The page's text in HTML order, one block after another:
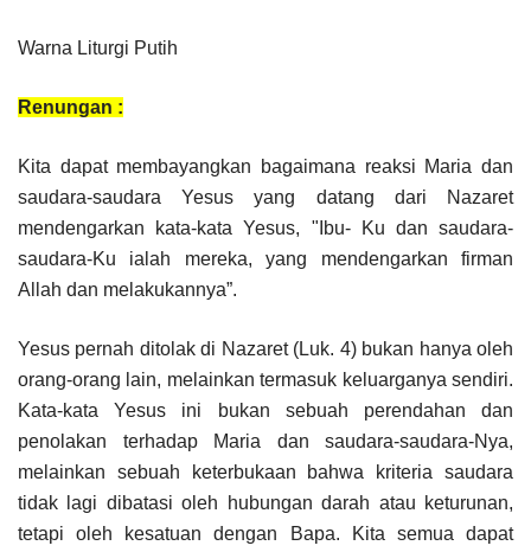
Warna Liturgi Putih
Renungan :
Kita dapat membayangkan bagaimana reaksi Maria dan
saudara-saudara Yesus yang datang dari Nazaret
mendengarkan kata-kata Yesus, "Ibu- Ku dan saudara-
saudara-Ku ialah mereka, yang mendengarkan firman
Allah dan melakukannya”.
Yesus pernah ditolak di Nazaret (Luk. 4) bukan hanya oleh
orang-orang lain, melainkan termasuk keluarganya sendiri.
Kata-kata Yesus ini bukan sebuah perendahan dan
penolakan terhadap Maria dan saudara-saudara-Nya,
melainkan sebuah keterbukaan bahwa kriteria saudara
tidak lagi dibatasi oleh hubungan darah atau keturunan,
tetapi oleh kesatuan dengan Bapa. Kita semua dapat